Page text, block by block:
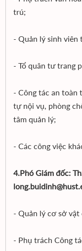
trú;
- Quản lý sinh viên
- Tổ quân tư trang
- Công tác an toàn
tự nội vụ, phòng
tâm quản lý;
- Các công việc
4.Phó Giám đốc:
- Quản lý cơ sở
- Phụ trách Công